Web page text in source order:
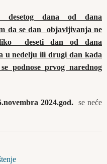
desetog dana od dana
da se dan objavlјivanja ne
deseti dan od dana
u nedelјu ili drugi dan kada
podnose prvog narednog
2024.god. se neće